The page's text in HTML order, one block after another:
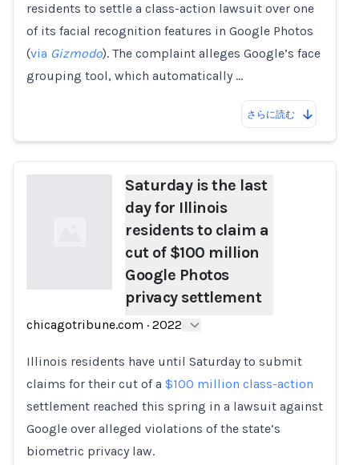
residents to settle a class-action lawsuit over one
of its facial recognition features in Google Photos
(via Gizmodo). The complaint alleges Google’s face
grouping tool, which automatically …
さらに読む
Loading...
Saturday is the last
day for Illinois
residents to claim a
cut of $100 million
Google Photos
privacy settlement
chicagotribune.com · 2022
Illinois residents have until Saturday to submit
claims for their cut of a $100 million class-action
settlement reached this spring in a lawsuit against
Google over alleged violations of the state’s
biometric privacy law.